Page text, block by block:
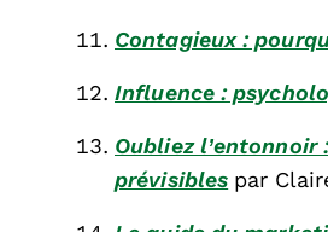
Contagieux :
Influence :
Oubliez
prévisibles par